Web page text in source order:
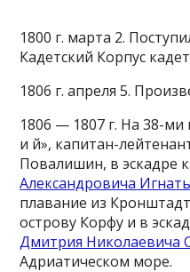
1800 г. марта 2.
Кадетский Корпус
1806 г. апреля 5.
1806 — 1807 г. На 38-
и й», капитан-
Повалишин, в эскадре
Александровича
плавание из
острову Корфу и в
Дмитрия Николаевича
Адриатическом море.